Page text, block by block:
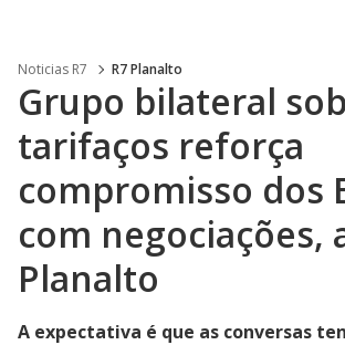
Noticias R7 R7 Planalto
Grupo bilateral
tarifaços reforça
compromisso dos
com negociações,
Planalto
A expectativa é que as conversas